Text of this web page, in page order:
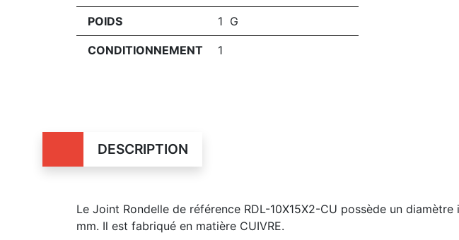
POIDS 1 G
CONDITIONNEMENT 1
DESCRIPTION
Le Joint Rondelle de référence RDL-10X15X2-CU possède un
mm. Il est fabriqué en matière CUIVRE.